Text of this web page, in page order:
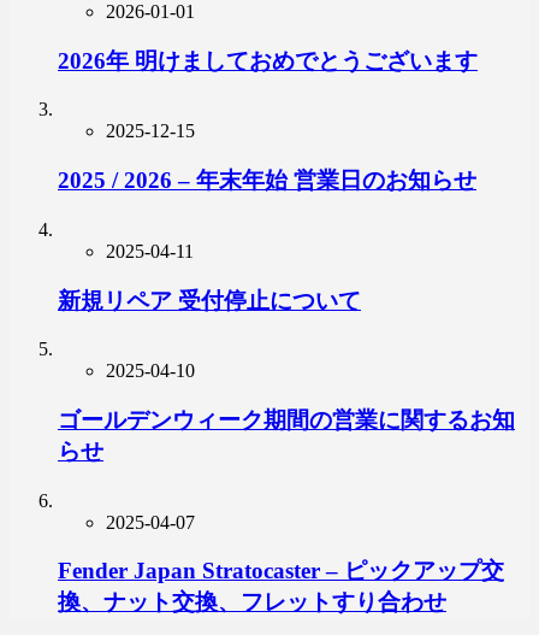
2026-01-01
2026年 明けましておめでとうございます
2025-12-15
2025 / 2026 – 年末年始 営業日のお知らせ
2025-04-11
新規リペア 受付停止について
2025-04-10
ゴールデンウィーク期間の営業に関するお知
らせ
2025-04-07
Fender Japan Stratocaster – ピックアップ交
換、ナット交換、フレットすり合わせ